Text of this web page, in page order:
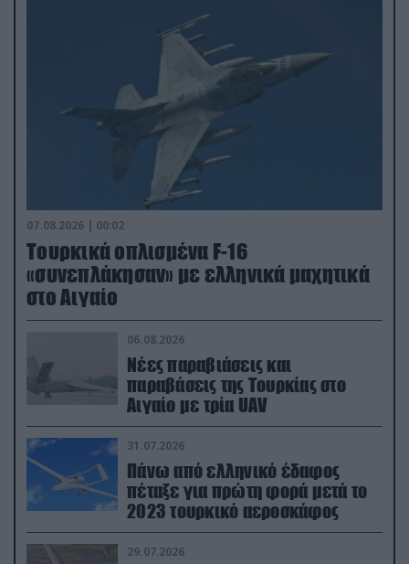
07.08.2026 | 00:02
Τουρκικά οπλισμένα F-16
«συνεπλάκησαν» με ελληνικά μαχητικά
στο Αιγαίο
06.08.2026
Νέες παραβιάσεις και
παραβάσεις της Τουρκίας στο
Αιγαίο με τρία UAV
31.07.2026
Πάνω από ελληνικό έδαφος
πέταξε για πρώτη φορά μετά το
2023 τουρκικό αεροσκάφος
29.07.2026